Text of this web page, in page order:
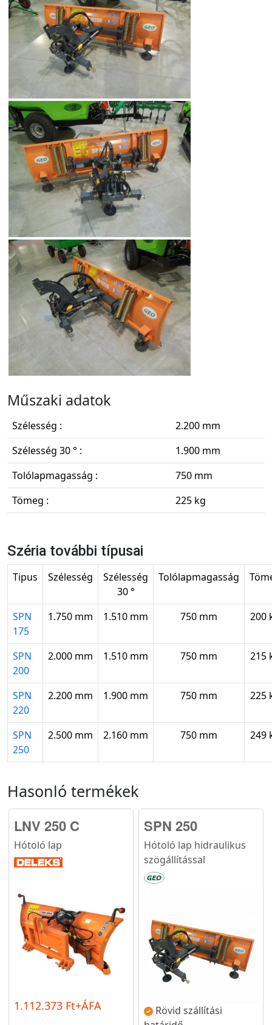
Műszaki adatok
Szélesség :
2.200 mm
Szélesség 30 ° :
1.900 mm
Tolólapmagasság :
750 mm
Tömeg :
225 kg
Széria további típusai
Tipus Szélesség
Szélesség
30 °
Tolólapmagasság
SPN
175
1.750 mm 1.510 mm 750 mm 200
SPN
200
2.000 mm 1.510 mm 750 mm 215
SPN
220
2.200 mm 1.900 mm 750 mm 225
SPN
250
2.500 mm 2.160 mm 750 mm 249
Hasonló termékek
LNV 250 C
Hótoló lap
1.112.373 Ft+ÁFA
SPN 250
Hótoló lap hidraulikus
szögállítással
Rövid szállítási